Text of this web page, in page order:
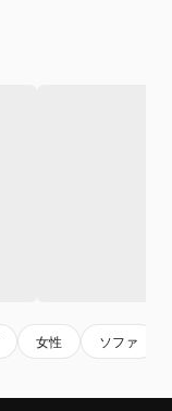
女性 ソファ